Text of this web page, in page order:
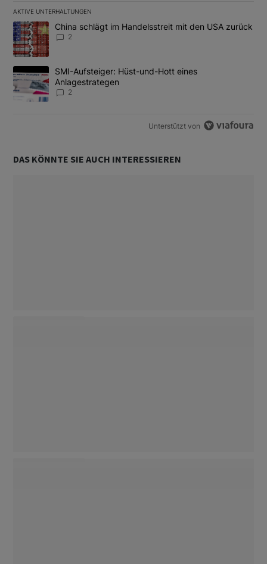
AKTIVE UNTERHALTUNGEN
Das Folgende ist eine Liste der am meisten kommentierten
Ein Trendartikel mit dem Titel "China schlägt im Handelsstreit
China schlägt im Handelsstreit mit den USA zurück
2
Ein Trendartikel mit dem Titel "SMI-Aufsteiger: Hüst-und-Hott
SMI-Aufsteiger: Hüst-und-Hott eines
Anlagestrategen
2
Unterstützt von
DAS KÖNNTE SIE AUCH INTERESSIEREN